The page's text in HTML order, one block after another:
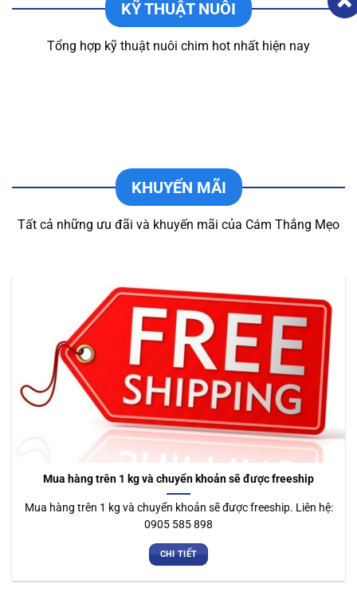
KỸ THUẬT NUÔI
Tổng hợp kỹ thuật nuôi chim hot nhất hiện nay
KHUYẾN MÃI
Tất cả những ưu đãi và khuyến mãi của Cám Thắng Mẹo
Mua hàng trên 1 kg và chuyển khoản sẽ được freeship
Mua hàng trên 1 kg và chuyển khoản sẽ được freeship. Liên hệ:
0905 585 898
CHI TIẾT